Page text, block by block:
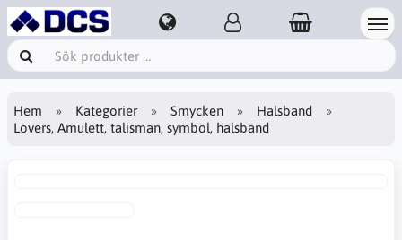
Hem Kategorier Smycken
Halsband
Lovers, Amulett, talisman, symbol, halsband